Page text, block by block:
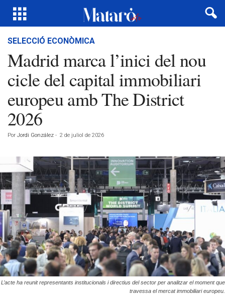
SELECCIÓ ECONÒMICA
Madrid marca l’inici del nou
cicle del capital immobiliari
europeu amb The District
2026
Por Jordi González - 2 de juliol de 2026
L’acte ha reunit representants institucionals i directius del sector per analitzar el moment que
travessa el mercat immobiliari europeu.